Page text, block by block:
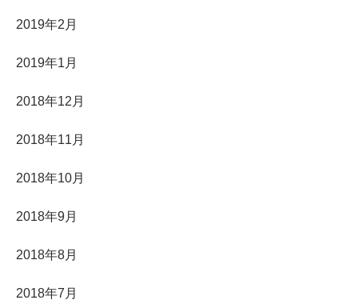
2019年2月
2019年1月
2018年12月
2018年11月
2018年10月
2018年9月
2018年8月
2018年7月